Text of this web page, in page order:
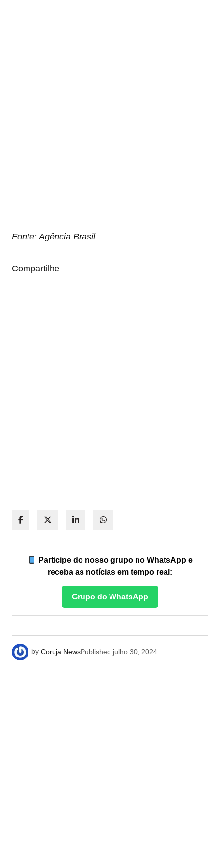
Fonte: Agência Brasil
Compartilhe
Participe do nosso grupo no WhatsApp e
receba as notícias em tempo real:
Grupo do WhatsApp
by Coruja NewsPublished julho 30, 2024